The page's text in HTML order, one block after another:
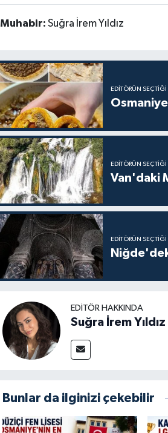
Muhabir: Suğra İrem Yıldız
EDITÖRÜN SEÇTIĞI
EDITÖRÜN SEÇTIĞI
Van'daki
EDITÖRÜN SEÇTIĞI
EDITÖR HAKKINDA
Suğra İrem Yıldız
Bunlar da ilginizi çekebilir